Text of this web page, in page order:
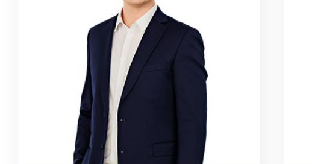
Fabian Zaiser ist seit 2020 bei SLG im
Bereich Treasury tätig. Er studierte
Business Consultancy an der FH Wiener
Neustadt und hat spezielle Kenntnisse
in Liquiditätsplanung, Projekt-
Management, Treasury-Carve-out sowie